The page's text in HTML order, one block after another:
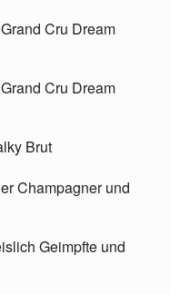
Cru Dream
Cru Dream
Brut
Champagner und
Geimpfte und